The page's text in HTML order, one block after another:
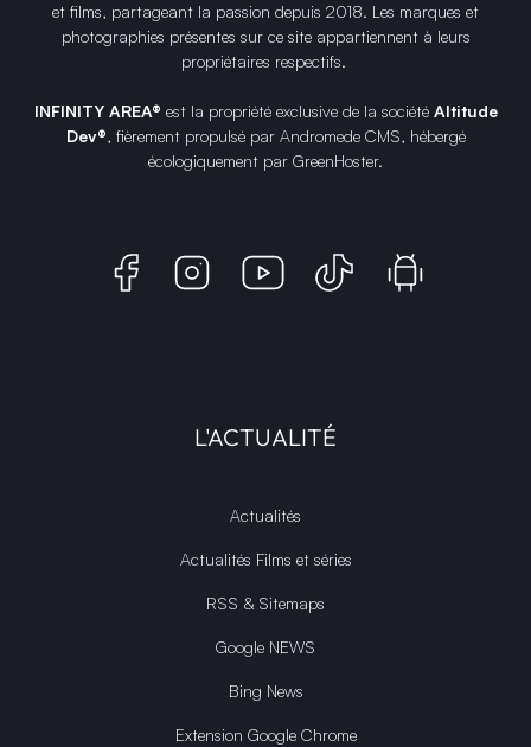
et films, partageant la passion depuis 2018. Les marques et
photographies présentes sur ce site appartiennent à leurs
propriétaires respectifs.
INFINITY AREA® est la propriété exclusive de la société Altitude
Dev®, fièrement propulsé par Andromede CMS, hébergé
écologiquement par GreenHoster.
L'ACTUALITÉ
Actualités
Actualités Films et séries
RSS & Sitemaps
Google NEWS
Bing News
Extension Google Chrome